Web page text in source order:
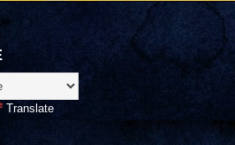
Translate